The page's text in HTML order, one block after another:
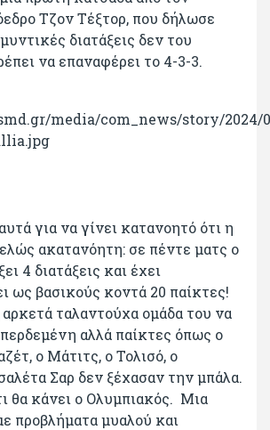
Τζον Τέξτορ, που δήλωσε
διατάξεις δεν του
να επαναφέρει το 4-3-3.
για να γίνει κατανοητό ότι η
ακατανόητη: σε πέντε ματς ο
4 διατάξεις και έχει
ως βασικούς κοντά 20 παίκτες!
αρκετά ταλαντούχα ομάδα του να
αλλά παίκτες όπως ο
ο Μάτιτς, ο Τολισό, ο
Σαρ δεν ξέχασαν την μπάλα.
θα κάνει ο Ολυμπιακός. Μια
προβλήματα μυαλού και